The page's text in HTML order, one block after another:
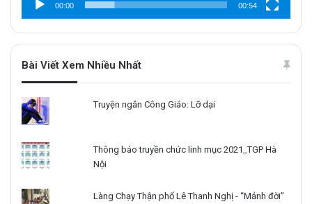
00:00 00:54
Bài Viết Xem Nhiều Nhất
Truyện ngắn Công Giáo: Lỡ dại
Thông báo truyền chức linh mục 2021_TGP Hà
Nội
Làng Chạy Thận phố Lê Thanh Nghị - “Mảnh đời”